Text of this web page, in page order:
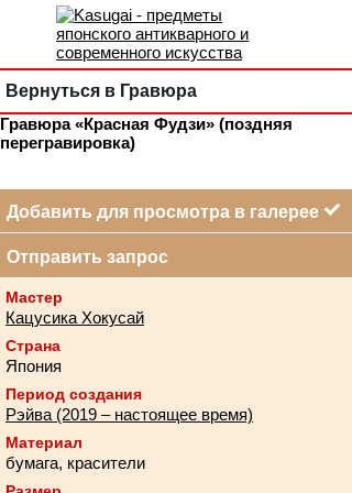
Вернуться в Гравюра
Гравюра «Красная Фудзи» (поздняя
перегравировка)
Добавить для просмотра в галерее
Отправить запрос
Мастер
Кацусика Хокусай
Страна
Япония
Период создания
Рэйва (2019 – настоящее время)
Материал
бумага, красители